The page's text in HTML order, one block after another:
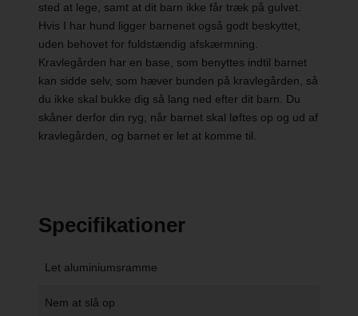
sted at lege, samt at dit barn ikke får træk på gulvet.
Hvis I har hund ligger barnenet også godt beskyttet,
uden behovet for fuldstændig afskærmning.
Kravlegården har en base, som benyttes indtil barnet
kan sidde selv, som hæver bunden på kravlegården, så
du ikke skal bukke dig så lang ned efter dit barn. Du
skåner derfor din ryg, når barnet skal løftes op og ud af
kravlegården, og barnet er let at komme til.
Specifikationer
Let aluminiumsramme
Nem at slå op